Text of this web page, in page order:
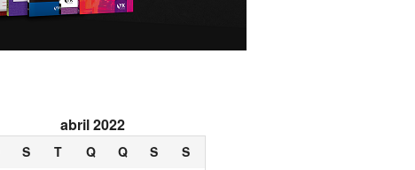
abril 2022
S T Q Q S
S